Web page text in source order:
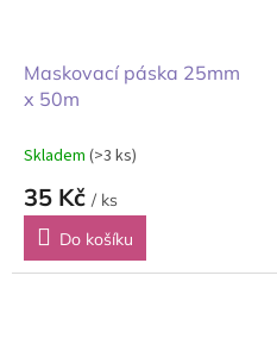
Maskovací páska 25mm
x 50m
Skladem (>3 ks)
35 Kč / ks
Do košíku